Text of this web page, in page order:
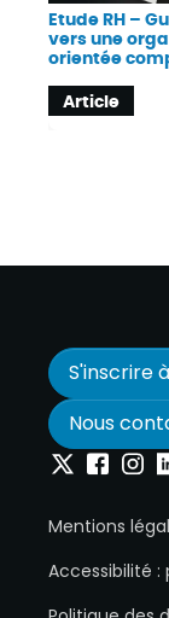
Etude RH –
vers une
orientée
Article
S'inscrire
Nous
Onepoint sur
Onepoint
Mentions
Accessibilité